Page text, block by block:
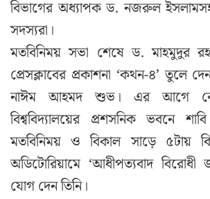
বিভাগের অধ্যাপক ড. নজরুল ইসলামসহ
সদস্যরা।
মতবিনিময় সভা শেষে ড. মাহমুদুর
প্রেসক্লাবের প্রকাশনা ‘কথন-৪’ তুলে
নাঈম আহমদ শুভ। এর আগে
বিশ্ববিদ্যালয়ের প্রশসনিক ভবনে
মতবিনিময় ও বিকাল সাড়ে ৫টায়
অডিটোরিয়ামে ‘আধীপত্যবাদ বিরোধী
যোগ দেন তিনি।